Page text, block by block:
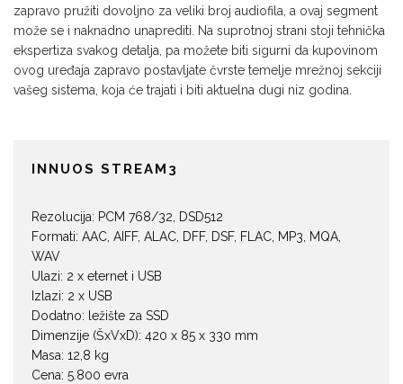
zapravo pružiti dovoljno za veliki broj audiofila, a ovaj segment
može se i naknadno unaprediti. Na suprotnoj strani stoji tehnička
ekspertiza svakog detalja, pa možete biti sigurni da kupovinom
ovog uređaja zapravo postavljate čvrste temelje mrežnoj sekciji
vašeg sistema, koja će trajati i biti aktuelna dugi niz godina.
INNUOS STREAM3
Rezolucija: PCM 768/32, DSD512
Formati: AAC, AIFF, ALAC, DFF, DSF, FLAC, MP3, MQA,
WAV
Ulazi: 2 x eternet i USB
Izlazi: 2 x USB
Dodatno: ležište za SSD
Dimenzije (ŠxVxD): 420 x 85 x 330 mm
Masa: 12,8 kg
Cena: 5.800 evra